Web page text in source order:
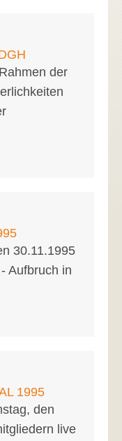
der
30.11.1995
Aufbruch in
1995
den
live